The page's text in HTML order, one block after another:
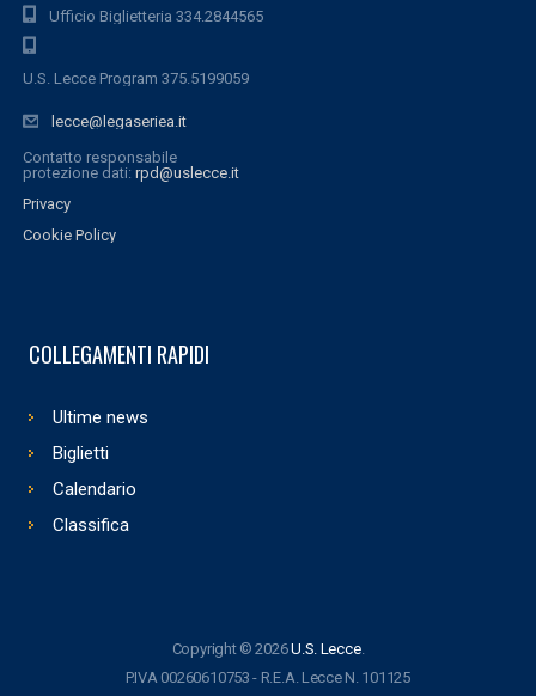
Ufficio Biglietteria 334.2844565
U.S. Lecce Program 375.5199059
lecce@legaseriea.it
Contatto responsabile
protezione dati: rpd@uslecce.it
Privacy
Cookie Policy
COLLEGAMENTI RAPIDI
Ultime news
Biglietti
Calendario
Classifica
Copyright © 2026U.S. Lecce.
P.IVA 00260610753 - R.E.A. Lecce N. 101125